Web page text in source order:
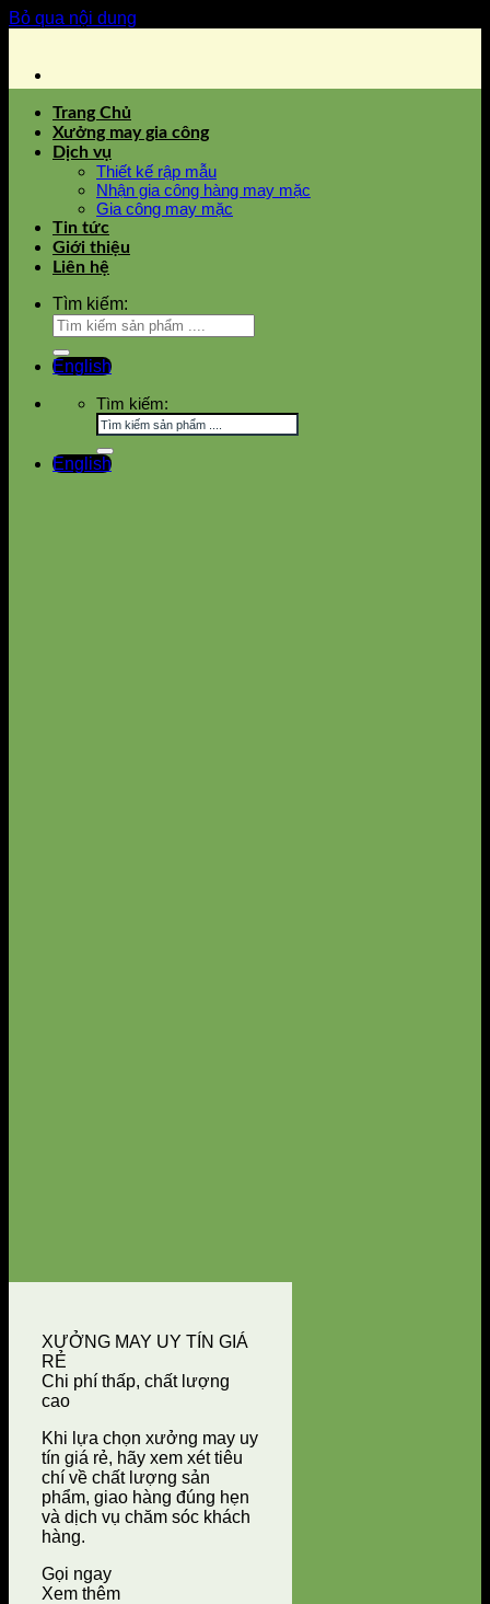
Bỏ qua nội dung
Trang Chủ
Xưởng may gia công
Dịch vụ
Thiết kế rập mẫu
Nhận gia công hàng may mặc
Gia công may mặc
Tin tức
Giới thiệu
Liên hệ
Tìm kiếm:
English
Tìm kiếm:
English
XƯỞNG MAY UY TÍN GIÁ
RẺ
Chi phí thấp, chất lượng
cao
Khi lựa chọn xưởng may uy
tín giá rẻ, hãy xem xét tiêu
chí về chất lượng sản
phẩm, giao hàng đúng hẹn
và dịch vụ chăm sóc khách
hàng.
Gọi ngay
Xem thêm